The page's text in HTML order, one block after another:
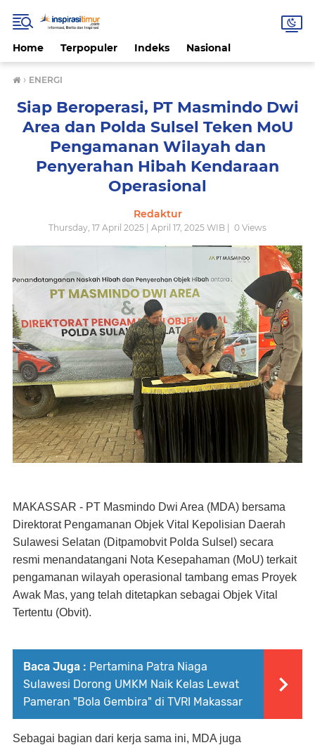
Home Terpopuler Indeks Nasional
› ENERGI
Siap Beroperasi, PT Masmindo Dwi
Area dan Polda Sulsel Teken MoU
Pengamanan Wilayah dan
Penyerahan Hibah Kendaraan
Operasional
Redaktur
Thursday, 17 April 2025 | April 17, 2025 WIB | 0 Views
MAKASSAR - PT Masmindo Dwi Area (MDA) bersama
Direktorat Pengamanan Objek Vital Kepolisian Daerah
Sulawesi Selatan (Ditpamobvit Polda Sulsel) secara
resmi menandatangani Nota Kesepahaman (MoU) terkait
pengamanan wilayah operasional tambang emas Proyek
Awak Mas, yang telah ditetapkan sebagai Objek Vital
Tertentu (Obvit).
Baca Juga : Pertamina Patra Niaga
Sulawesi Dorong UMKM Naik Kelas Lewat
Pameran "Bola Gembira" di TVRI Makassar
Sebagai bagian dari kerja sama ini, MDA juga